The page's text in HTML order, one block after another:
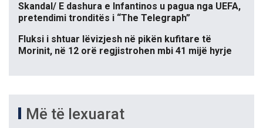
Skandal/ E dashura e Infantinos u pagua nga UEFA,
pretendimi tronditës i “The Telegraph”
Fluksi i shtuar lëvizjesh në pikën kufitare të
Morinit, në 12 orë regjistrohen mbi 41 mijë hyrje
Më të lexuarat